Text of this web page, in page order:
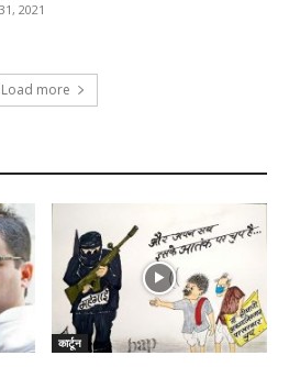
2021
Load more
कार्टून